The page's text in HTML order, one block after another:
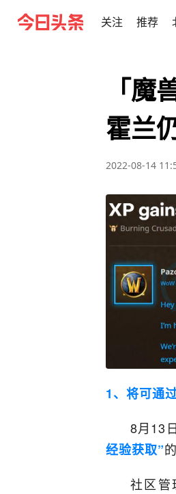
关注 推荐
「
霍兰
2022-08-14
1、将可通
8月13
经验获取”
社区管